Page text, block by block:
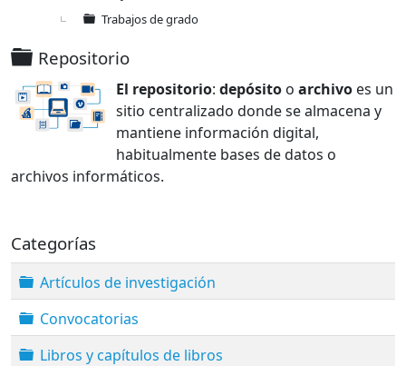
Trabajos de grado
Carpeta
Repositorio
El repositorio: depósito o archivo es un
sitio centralizado donde se almacena y
mantiene información digital,
habitualmente bases de datos o
archivos informáticos.
Categorías
Carpeta
Artículos de investigación
Carpeta
Convocatorias
Carpeta
Libros y capítulos de libros